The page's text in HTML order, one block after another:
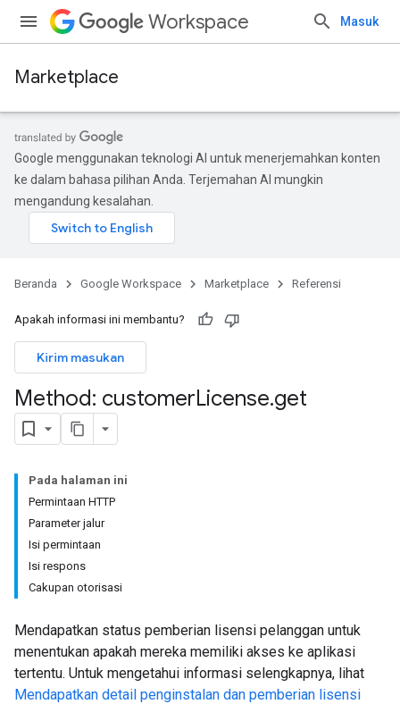
Workspace Masuk
Marketplace
Google menggunakan teknologi AI untuk menerjemahkan konten
ke dalam bahasa pilihan Anda. Terjemahan AI mungkin
mengandung kesalahan.
Beranda Google Workspace Marketplace Referensi
Apakah informasi ini membantu?
Kirim masukan
Method: customerLicense.get
Pada halaman ini
Permintaan HTTP
Parameter jalur
Isi permintaan
Isi respons
Cakupan otorisasi
Mendapatkan status pemberian lisensi pelanggan untuk
menentukan apakah mereka memiliki akses ke aplikasi
tertentu. Untuk mengetahui informasi selengkapnya, lihat
Mendapatkan detail penginstalan dan pemberian lisensi